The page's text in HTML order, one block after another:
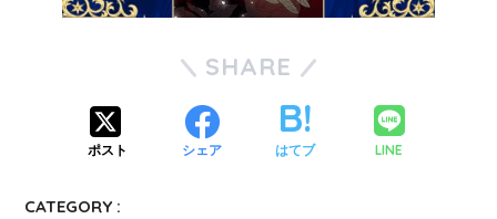
SHARE
ポスト シェア はてブ LINE
CATEGORY :